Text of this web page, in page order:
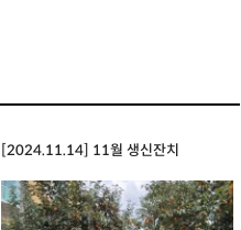
[2024.11.14] 11월 생신잔치